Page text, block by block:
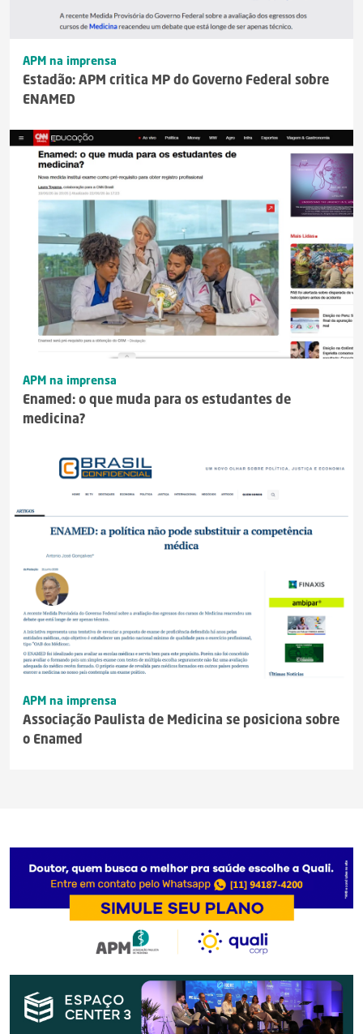
APM na imprensa
Estadão: APM critica MP do Governo Federal sobre
ENAMED
APM na imprensa
Enamed: o que muda para os estudantes de
medicina?
APM na imprensa
Associação Paulista de Medicina se posiciona sobre
o Enamed